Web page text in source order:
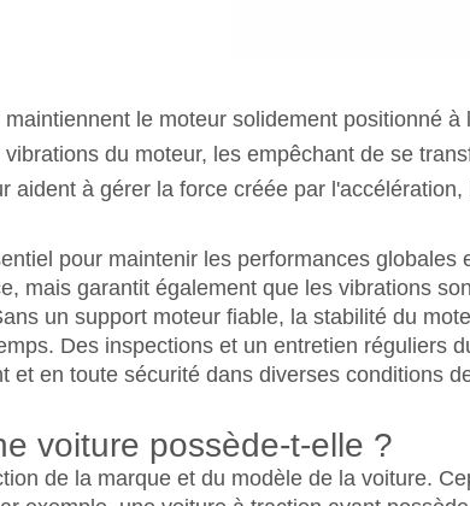
le moteur solidement positionné à
du moteur, les empêchant de se
aident à gérer la force créée par
pour maintenir les performances
mais garantit également que les vibrations
un support moteur fiable, la stabilité du
Des inspections et un entretien réguliers
en toute sécurité dans diverses conditions
voiture possède-t-elle ?
de la marque et du modèle de la voiture.